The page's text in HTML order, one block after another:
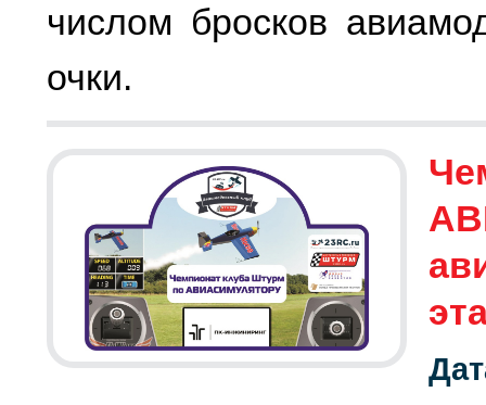
числом бросков
очки.